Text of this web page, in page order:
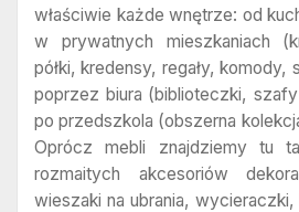
właściwie każde wnętrze: od
w prywatnych mieszkaniach
półki, kredensy, regały, komody,
poprzez biura (biblioteczki,
po przedszkola (obszerna
Oprócz mebli znajdziemy tu
rozmaitych akcesoriów
wieszaki na ubrania, wycieraczki,